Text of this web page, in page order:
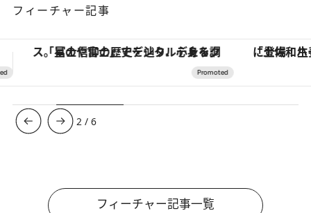
フィーチャー記事
「土佐和ハーブかき氷」がOMO7高知に登場！生姜、山椒、大葉など目にも舌にも涼を呼ぶ郷土の味 【銀座で出合う最旬美容】美髪ケアや上質
3 /6
フィーチャー記事一覧